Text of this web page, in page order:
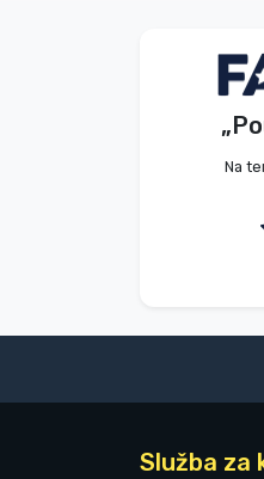
Na
Služba za